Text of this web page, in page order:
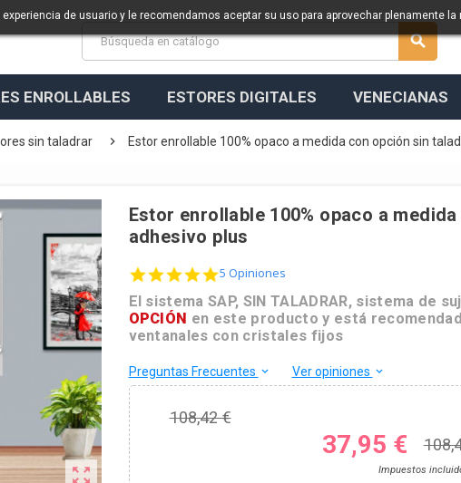

de usuario y le recomendamos aceptar su uso para aprovechar plenamente la
ENROLLABLES ESTORES DIGITALES VENECIANAS
sin taladrar  Estor enrollable 100% opaco a medida con opción sin

Estor enrollable 100% opaco a
adhesivo plus
5.0 star rating
5 Opiniones
El sistema SAP, SIN TALADRAR, sistema de
OPCIÓN en este producto y está
ventanales con cristales fijos
Preguntas Frecuentes keyboard_arrow_down Ver opiniones keyboard_arrow_down
108,42 €
37,95 €
Impuestos